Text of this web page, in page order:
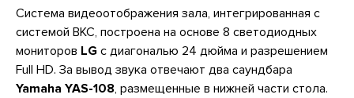
Система видеоотображения зала, интегрированная с
системой ВКС, построена на основе 8 светодиодных
мониторов LG с диагональю 24 дюйма и разрешением
Full HD. За вывод звука отвечают два саундбара
Yamaha YAS-108, размещенные в нижней части стола.